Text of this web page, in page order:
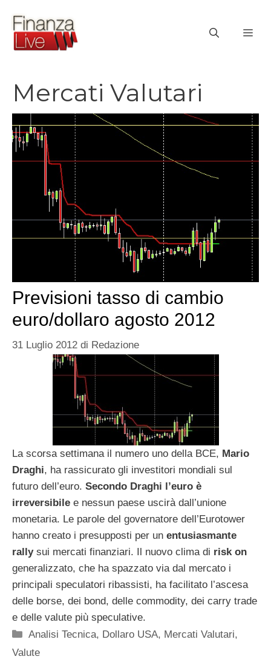
contenuto
Mercati Valutari
Previsioni tasso di cambio
euro/dollaro agosto 2012
31 Luglio 2012 di Redazione
La scorsa settimana il numero uno della BCE, Mario
Draghi, ha rassicurato gli investitori mondiali sul
futuro dell’euro. Secondo Draghi l’euro è
irreversibile e nessun paese uscirà dall’unione
monetaria. Le parole del governatore dell’Eurotower
hanno creato i presupposti per un entusiasmante
rally sui mercati finanziari. Il nuovo clima di risk on
generalizzato, che ha spazzato via dal mercato i
principali speculatori ribassisti, ha facilitato l’ascesa
delle borse, dei bond, delle commodity, dei carry trade
e delle valute più speculative.
Categorie
Analisi Tecnica, Dollaro USA, Mercati Valutari,
Valute